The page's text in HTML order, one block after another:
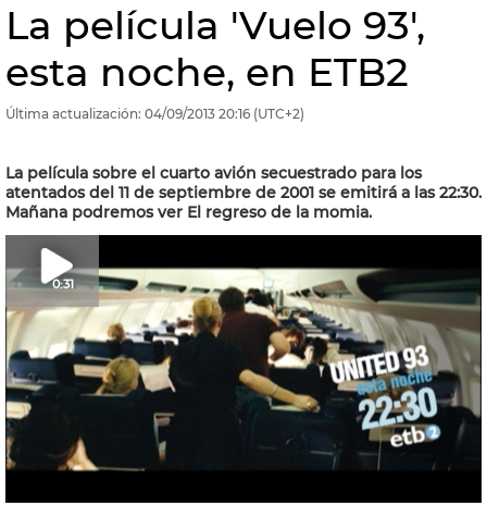
La película 'Vuelo 93',
esta noche, en ETB2
Última actualización: 04/09/2013 20:16 (UTC+2)
La película sobre el cuarto avión secuestrado para los
atentados del 11 de septiembre de 2001 se emitirá a las 22:30.
Mañana podremos ver El regreso de la momia.
0:31